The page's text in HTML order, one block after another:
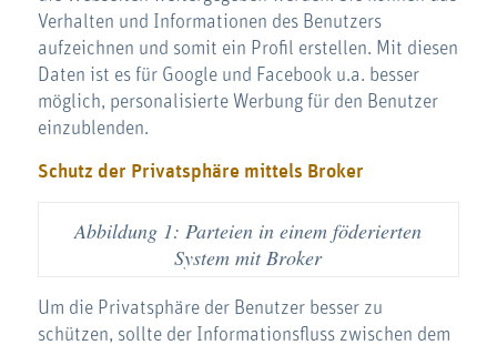
Verhalten und Informationen des Benutzers
aufzeichnen und somit ein Profil erstellen. Mit diesen
Daten ist es für Google und Facebook u.a. besser
möglich, personalisierte Werbung für den Benutzer
einzublenden.
Schutz der Privatsphäre mittels Broker
Abbildung 1: Parteien in einem föderierten
System mit Broker
Um die Privatsphäre der Benutzer besser zu
schützen, sollte der Informationsfluss zwischen dem